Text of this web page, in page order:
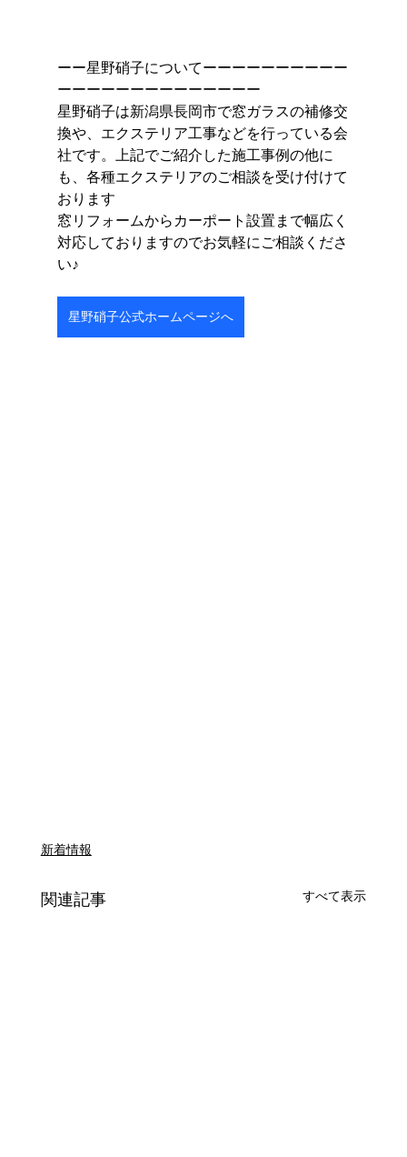
ーー星野硝子についてーーーーーーーーーー
ーーーーーーーーーーーーーー
星野硝子は新潟県長岡市で窓ガラスの補修交
換や、エクステリア工事などを行っている会
社です。上記でご紹介した施工事例の他に
も、各種エクステリアのご相談を受け付けて
おります
窓リフォームからカーポート設置まで幅広く
対応しておりますのでお気軽にご相談くださ
い♪
星野硝子公式ホームページへ
新着情報
関連記事 すべて表示